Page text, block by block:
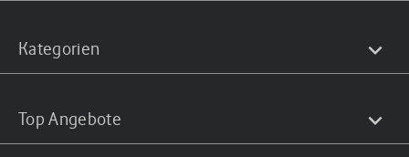
Kategorien
Top Angebote